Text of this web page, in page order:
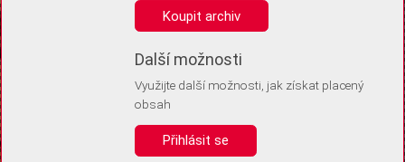
Anonymní unikátní ID
Díky němu příště poznáme, že se jedná o stejné zařízení, a
Identifikátor je zcela anonymní.
Vaše souhlasy a odmítnutí si ukládáme do vašeho zařízení, abychom se
vás už příště znovu neptali. Můžete je kdykoli později upravit ve Správě
Koupit archiv
Další možnosti
Využijte další možnosti, jak získat placený
obsah
Přihlásit se